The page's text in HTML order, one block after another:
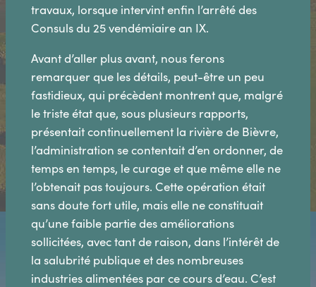
travaux, lorsque intervint enfin l’arrêté des
Consuls du 25 vendémiaire an IX.
Avant d’aller plus avant, nous ferons
remarquer que les détails, peut-être un peu
fastidieux, qui précèdent montrent que, malgré
le triste état que, sous plusieurs rapports,
présentait continuellement la rivière de Bièvre,
l’administration se contentait d’en ordonner, de
temps en temps, le curage et que même elle ne
l’obtenait pas toujours. Cette opération était
sans doute fort utile, mais elle ne constituait
qu’une faible partie des améliorations
sollicitées, avec tant de raison, dans l’intérêt de
la salubrité publique et des nombreuses
industries alimentées par ce cours d’eau. C’est